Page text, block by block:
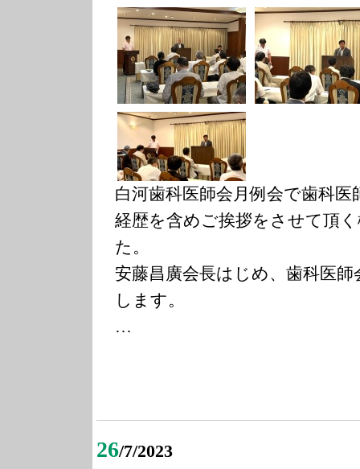
白河歯科医師会月例会で歯科医
経歴を含めご挨拶をさせて頂
た。
安藤昌廣会長はじめ、歯科医
します。
…
26/7/2023